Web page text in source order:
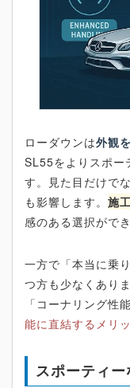
ローダウンは外観
SL55をよりスポー
す。見た目だけで
も影響します。 施
感のある選択ができ
一方で「本当に乗
つ方も少なくあり
「コーナリング性
能に直結するメリ
スポーティ